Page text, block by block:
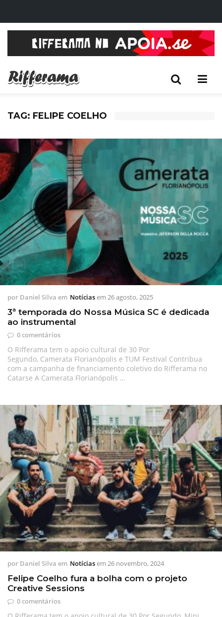
TAG: FELIPE COELHO
por Daniel Silva em Notíciasem 26 agosto, 2025
3ª temporada do Nossa Música SC é dedicada
ao instrumental
0 comentários
O Rifferama tem o apoio cultural de 30 Por
Segundo, Camerata Florianópolis e TUM Festival Contribua
com a campanha de financiamento coletivo do Rifferama no
Catarse A Camerata Florianópolis …
por Daniel Silva em Notíciasem 26 novembro, 2024
Felipe Coelho fura a bolha com o projeto
Creative Sessions
0 comentários